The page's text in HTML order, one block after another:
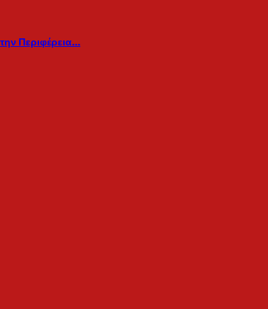
Περιφέρεια…